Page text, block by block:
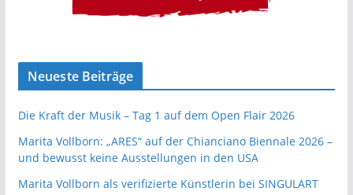
Neueste Beiträge
Die Kraft der Musik – Tag 1 auf dem Open Flair 2026
Marita Vollborn: „ARES“ auf der Chianciano Biennale 2026 –
und bewusst keine Ausstellungen in den USA
Marita Vollborn als verifizierte Künstlerin bei SINGULART